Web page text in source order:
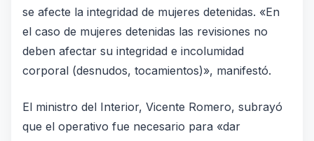
se afecte la integridad de mujeres detenidas. «En
el caso de mujeres detenidas las revisiones no
deben afectar su integridad e incolumidad
corporal (desnudos, tocamientos)», manifestó.
El ministro del Interior, Vicente Romero, subrayó
que el operativo fue necesario para «dar